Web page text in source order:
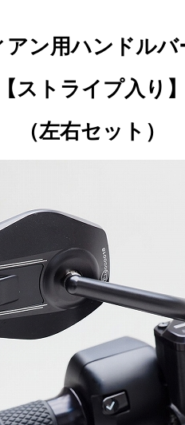
アン用ハンドルバ
【ストライプ入り】
（左右セット）